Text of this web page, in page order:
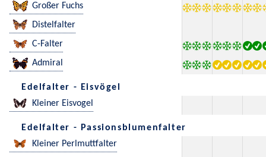
Großer Fuchs
Distelfalter
C-Falter
Admiral
Edelfalter - Eisvögel
Kleiner Eisvogel
Edelfalter - Passionsblumenfalter
Kleiner Perlmuttfalter